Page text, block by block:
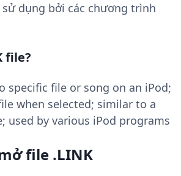
dụng bởi các chương trình
file?
specific file or song on an iPod;
when selected; similar to a
used by various iPod programs
file .LINK